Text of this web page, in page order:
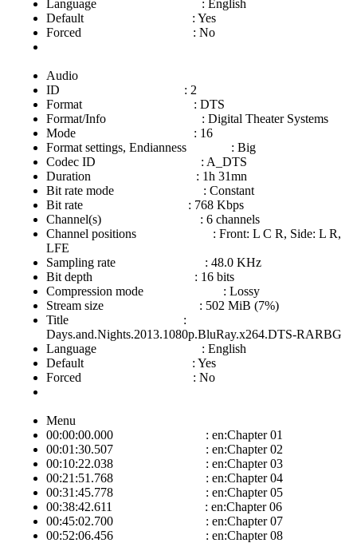
Language : English
Default : Yes
Forced : No
Audio
ID : 2
Format : DTS
Format/Info : Digital Theater Systems
Mode : 16
Format settings, Endianness : Big
Codec ID : A_DTS
Duration : 1h 31mn
Bit rate mode : Constant
Bit rate : 768 Kbps
Channel(s) : 6 channels
Channel positions : Front: L C R, Side: L R,
LFE
Sampling rate : 48.0 KHz
Bit depth : 16 bits
Compression mode : Lossy
Stream size : 502 MiB (7%)
Title :
Days.and.Nights.2013.1080p.BluRay.x264.DTS-RARBG
Language : English
Default : Yes
Forced : No
Menu
00:00:00.000 : en:Chapter 01
00:01:30.507 : en:Chapter 02
00:10:22.038 : en:Chapter 03
00:21:51.768 : en:Chapter 04
00:31:45.778 : en:Chapter 05
00:38:42.611 : en:Chapter 06
00:45:02.700 : en:Chapter 07
00:52:06.456 : en:Chapter 08